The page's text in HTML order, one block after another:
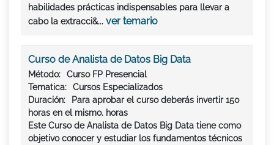
habilidades prácticas indispensables para llevar a
cabo la extracci&... ver temario
Curso de Analista de Datos Big Data
Método:
Curso FP Presencial
Tematica:
Cursos Especializados
Duración:
Para aprobar el curso deberás invertir150
horas en el mismo. horas
Este Curso de Analista de Datos Big Data tiene como
objetivo conocer y estudiar los fundamentos técnicos